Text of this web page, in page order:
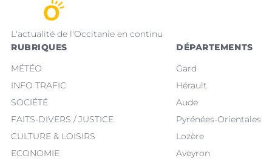
L'actualité de l'Occitanie en continu
RUBRIQUES
MÉTÉO
INFO TRAFIC
SOCIÉTÉ
FAITS-DIVERS / JUSTICE
CULTURE & LOISIRS
ECONOMIE
DÉPARTEMENTS
Gard
Hérault
Aude
Pyrénées-Orientales
Lozère
Aveyron